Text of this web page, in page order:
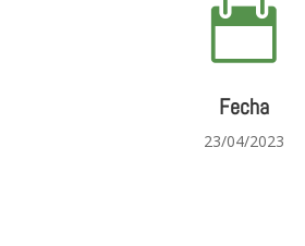

Fecha
23/04/2023